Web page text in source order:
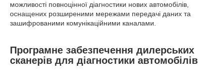
можливості повноцінної діагностики нових автомобілів,
оснащених розширеними мережами передачі даних та
зашифрованими комунікаційними каналами.
Програмне забезпечення дилерських
сканерів для діагностики автомобілів